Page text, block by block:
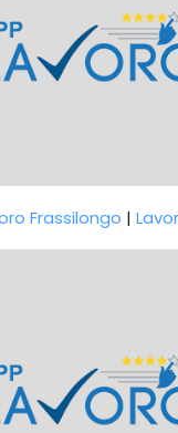
Frassilongo |